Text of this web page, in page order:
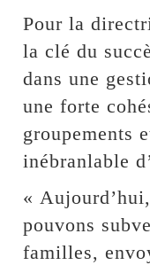
Pour la
la clé du
dans une
une forte
groupements
inébranlable
«
pouvons
familles,